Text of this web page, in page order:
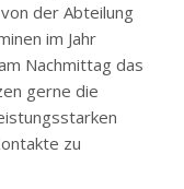
der Abteilung
im Jahr
Nachmittag das
gerne die
zu